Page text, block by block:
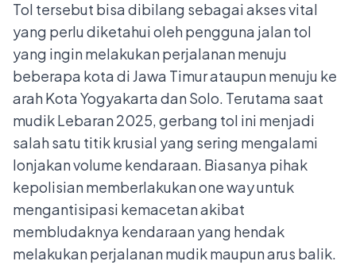
Tol tersebut bisa dibilang sebagai akses vital
yang perlu diketahui oleh pengguna jalan tol
yang ingin melakukan perjalanan menuju
beberapa kota di Jawa Timur ataupun menuju ke
arah Kota Yogyakarta dan Solo. Terutama saat
mudik Lebaran 2025, gerbang tol ini menjadi
salah satu titik krusial yang sering mengalami
lonjakan volume kendaraan. Biasanya pihak
kepolisian memberlakukan one way untuk
mengantisipasi kemacetan akibat
membludaknya kendaraan yang hendak
melakukan perjalanan mudik maupun arus balik.